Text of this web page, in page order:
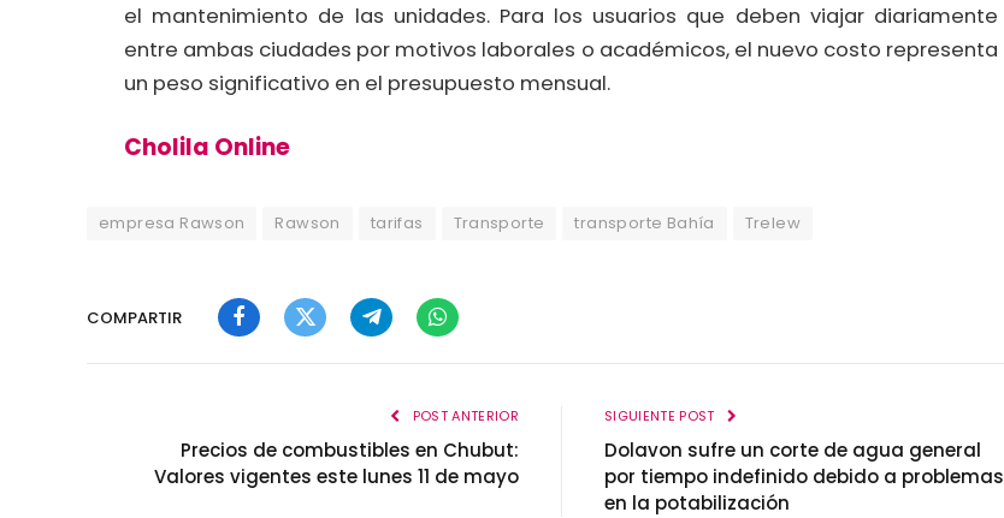
el mantenimiento de las unidades. Para los usuarios que deben viajar diariamente
entre ambas ciudades por motivos laborales o académicos, el nuevo costo representa
un peso significativo en el presupuesto mensual.
Cholila Online
empresa Rawson Rawson tarifas Transporte transporte Bahía Trelew
COMPARTIR
FacebookTwitterTelegramWhatsApp
POST ANTERIOR
Precios de combustibles en Chubut:
Valores vigentes este lunes 11 de mayo
SIGUIENTE POST
Dolavon sufre un corte de agua general
por tiempo indefinido debido a problemas
en la potabilización